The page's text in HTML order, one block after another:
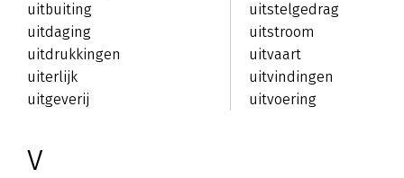
uitbuiting
uitdaging
uitdrukkingen
uiterlijk
uitgeverij
uitstelgedrag
uitstroom
uitvaart
uitvindingen
uitvoering
V